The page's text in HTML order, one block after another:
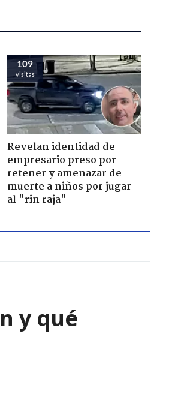
109
visitas
Revelan identidad de
empresario preso por
retener y amenazar de
muerte a niños por jugar
al "rin raja"
y qué